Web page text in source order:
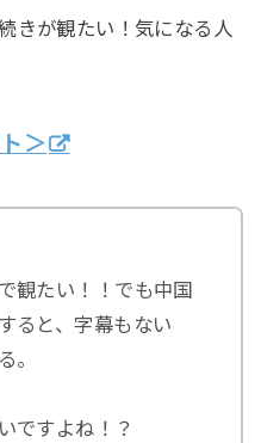
きが観たい！気になる人
＞
観たい！！でも中国
ると、字幕もない
。
ですよね！？